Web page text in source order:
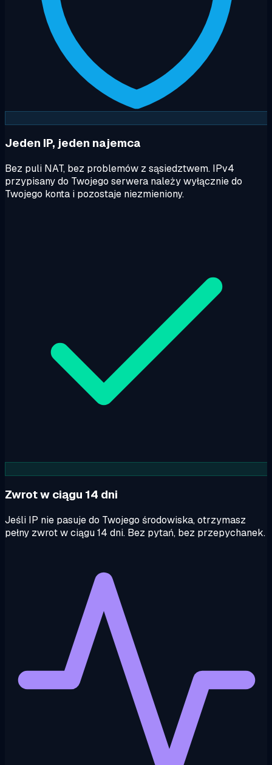
Jeden IP, jeden najemca
Bez puli NAT, bez problemów z sąsiedztwem. IPv4
przypisany do Twojego serwera należy wyłącznie do
Twojego konta i pozostaje niezmieniony.
Zwrot w ciągu 14 dni
Jeśli IP nie pasuje do Twojego środowiska, otrzymasz
pełny zwrot w ciągu 14 dni. Bez pytań, bez przepychanek.